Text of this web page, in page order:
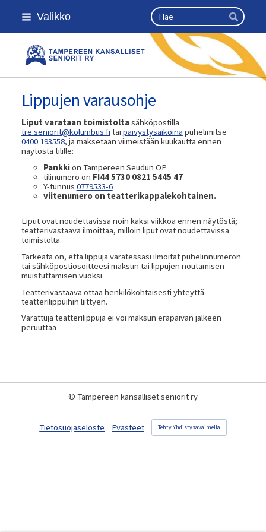
Siirry
sivun
Valikko Haku
Hae
Kansallinen senioriliitto
Lippujen varausohje
Liput varataan toimistoltasähköpostilla
tre.seniorit@kolumbus.fi tai päivystysaikoina puhelimitse
0400 193558, ja maksetaan viimeistään kuukautta ennen
näytöstä tilille:
Pankkion Tampereen Seudun OP
tilinumero on FI44 5730 0821 5445 47
Y-tunnus 0779533-6
viitenumero on teatterikappalekohtainen.
Liput ovat noudettavissa noin kaksi viikkoa ennen näytöstä;
teatterivastaava ilmoittaa, milloin liput ovat noudettavissa
toimistolta.
Tärkeätä on, että lippuja varatessasi ilmoitat puhelinnumeron
tai sähköpostiosoitteesi maksun tai lippujen noutamisen
muistuttamisen vuoksi.
Teatterivastaava ottaa henkilökohtaisesti yhteyttä
teatterilippuihin liittyen.
Varattuja teatterilippuja ei voi maksun eräpäivän jälkeen
peruuttaa
© Tampereen kansalliset seniorit ry
Tietosuojaseloste Evästeet Tehty Yhdistysavaimella